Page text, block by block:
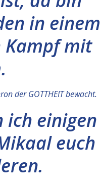
in einem
mit
der GOTTHEIT bewacht.
ich einigen
euch